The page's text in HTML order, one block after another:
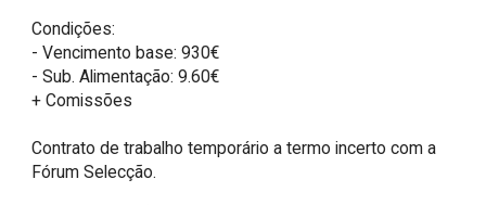
Condições:
- Vencimento base: 930€
- Sub. Alimentação: 9.60€
+ Comissões
Contrato de trabalho temporário a termo incerto com a
Fórum Selecção.